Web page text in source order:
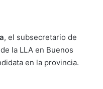
, el subsecretario de
la LLA en Buenos
en la provincia.